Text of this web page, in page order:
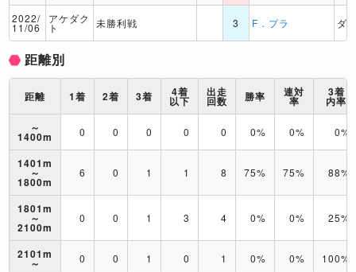
2022/
11/06
アケダク
ト 未勝利戦 3 F．プラ ダ
距離別
距離 1着 2着 3着 4着
以下
出走
回数 勝率 連対
率
3着
内率
～
1400m 0 0 0 0 0 0% 0% 0%
1401m
～
1800m
6 0 1 1 8 75% 75% 88%
1801m
～
2100m
0 0 1 3 4 0% 0% 25%
2101m
～ 0 0 1 0 1 0% 0% 100%